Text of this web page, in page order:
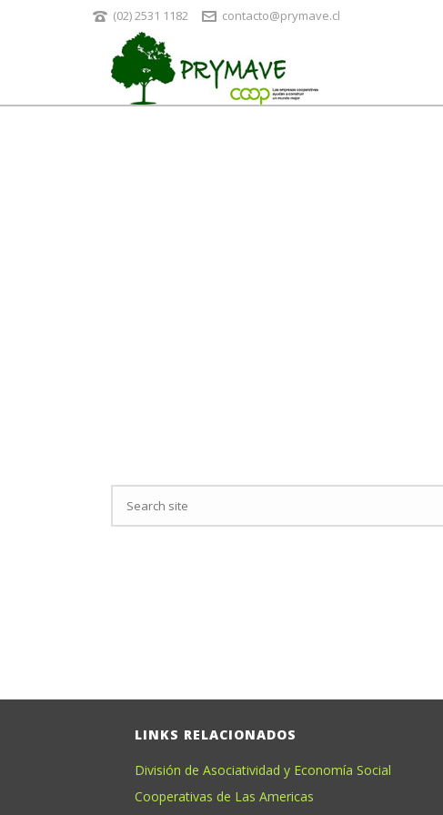
(02) 2531 1182 contacto@prymave.cl
LINKS RELACIONADOS
División de Asociatividad y Economía Social
Cooperativas de Las Americas